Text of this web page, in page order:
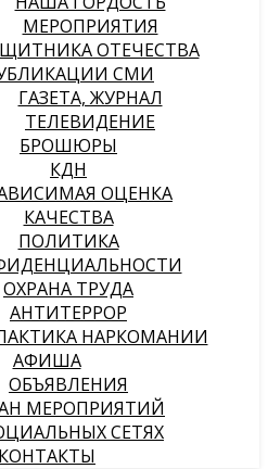
МЕРОПРИЯТИЯ
ОТЕЧЕСТВА
СМИ
ГАЗЕТА, ЖУРНАЛ
ТЕЛЕВИДЕНИЕ
БРОШЮРЫ
КДН
ОЦЕНКА
КАЧЕСТВА
ПОЛИТИКА
ОХРАНА ТРУДА
АНТИТЕРРОР
НАРКОМАНИИ
АФИША
ОБЪЯВЛЕНИЯ
МЕРОПРИЯТИЙ
СЕТЯХ
КОНТАКТЫ